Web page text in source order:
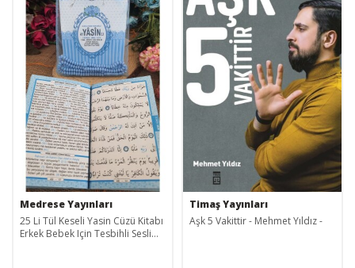
Medrese Yayınları
25 Li Tül Keseli Yasin Cüzü Kitabı
Erkek Bebek Için Tesbihli Sesli
Timaş Yayınları
Aşk 5 Vakittir - Mehmet Yıldız -